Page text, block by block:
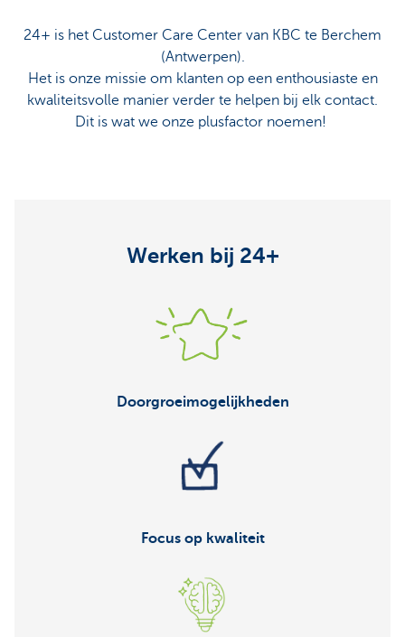
24+ is het Customer Care Center van KBC te Berchem
(Antwerpen).
Het is onze missie om klanten op een enthousiaste en
kwaliteitsvolle manier verder te helpen bij elk contact.
Dit is wat we onze plusfactor noemen!
Werken bij 24+
Doorgroeimogelijkheden
Focus op kwaliteit